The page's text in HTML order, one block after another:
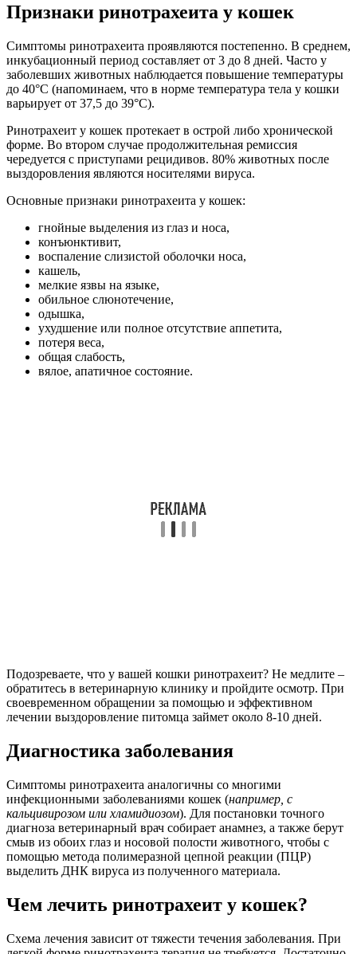
Признаки ринотрахеита у кошек
Симптомы ринотрахеита проявляются постепенно. В среднем,
инкубационный период составляет от 3 до 8 дней. Часто у
заболевших животных наблюдается повышение температуры
до 40°С (напоминаем, что в норме температура тела у кошки
варьирует от 37,5 до 39°С).
Ринотрахеит у кошек протекает в острой либо хронической
форме. Во втором случае продолжительная ремиссия
чередуется с приступами рецидивов. 80% животных после
выздоровления являются носителями вируса.
Основные признаки ринотрахеита у кошек:
гнойные выделения из глаз и носа,
конъюнктивит,
воспаление слизистой оболочки носа,
кашель,
мелкие язвы на языке,
обильное слюнотечение,
одышка,
ухудшение или полное отсутствие аппетита,
потеря веса,
общая слабость,
вялое, апатичное состояние.
Подозреваете, что у вашей кошки ринотрахеит? Не медлите –
обратитесь в ветеринарную клинику и пройдите осмотр. При
своевременном обращении за помощью и эффективном
лечении выздоровление питомца займет около 8-10 дней.
Диагностика заболевания
Симптомы ринотрахеита аналогичны со многими
инфекционными заболеваниями кошек (например, с
кальцивирозом или хламидиозом). Для постановки точного
диагноза ветеринарный врач собирает анамнез, а также берут
смыв из обоих глаз и носовой полости животного, чтобы с
помощью метода полимеразной цепной реакции (ПЦР)
выделить ДНК вируса из полученного материала.
Чем лечить ринотрахеит у кошек?
Схема лечения зависит от тяжести течения заболевания. При